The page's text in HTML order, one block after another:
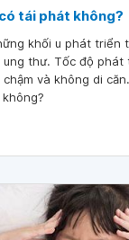
tái phát không?
khối u phát triển
thư. Tốc độ phát
và không di